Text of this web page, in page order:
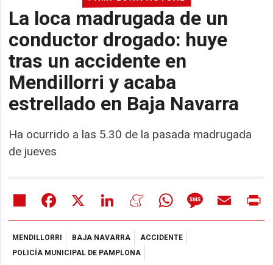
La loca madrugada de un
conductor drogado: huye
tras un accidente en
Mendillorri y acaba
estrellado en Baja Navarra
Ha ocurrido a las 5.30 de la pasada madrugada
de jueves
Share Facebook LinkedIn MeneameWhatsAppMessageEmail
MENDILLORRI BAJA NAVARRA
ACCIDENTE
POLICÍA MUNICIPAL DE PAMPLONA